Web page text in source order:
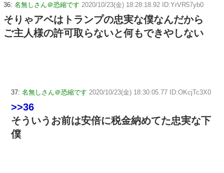
36: 名無しさん＠恐縮です 2020/10/23(金) 18:28:18.92 ID:YrVR57yb0
そりゃアベはトランプの忠実な僕なんだから
ご主人様の許可取らないと何もできやしない
37: 名無しさん＠恐縮です 2020/10/23(金) 18:30:05.77 ID:OKcjTc3X0
>>36
そういうお前は安倍に税金納めてた忠実な下
僕